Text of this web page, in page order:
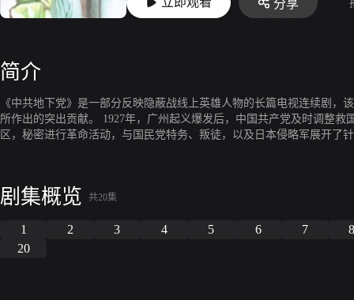
分享
简介
《中共地下党》是一部分反映隐蔽战线上英雄人物的长篇电视连续剧
所作出的突出贡献。 1927年，广州起义爆发后，中国共产党及时调整
区，秘密进行革命活动，与国民党特务、叛徒，以及日本侵略军展开
伍回到广州，参加了“广州起义”，负责救护伤员。大革命失败后，柯
战线工作，取得出色成就。 本剧改编自著名同名小说，以缜密的构架
节大起大落，故事曲折多变，人物命运多舛，结局出人意料。
剧集概览 共20集
1 2 3 4 5 6 7
20